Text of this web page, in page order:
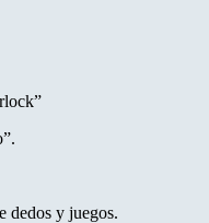
dedos y juegos.